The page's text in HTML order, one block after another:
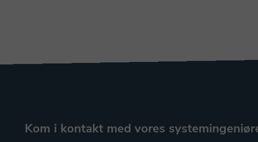
Kom i kontakt med vores